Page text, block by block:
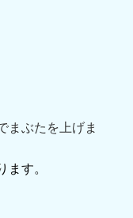
まぶたを上げま
す。